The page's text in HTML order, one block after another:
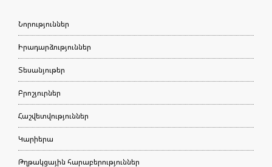
Նորություններ
Իրադարձություններ
Տեսանյութեր
Բրոշյուրներ
Հաշվետվություններ
Կարիերա
Թղթակցային հարաբերություններ